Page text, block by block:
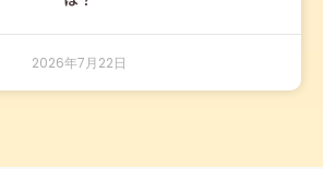
2026年7月22日